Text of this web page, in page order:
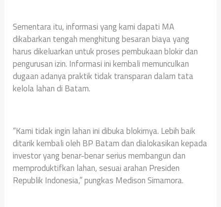
Sementara itu, informasi yang kami dapati MA
dikabarkan tengah menghitung besaran biaya yang
harus dikeluarkan untuk proses pembukaan blokir dan
pengurusan izin. Informasi ini kembali memunculkan
dugaan adanya praktik tidak transparan dalam tata
kelola lahan di Batam.
“Kami tidak ingin lahan ini dibuka blokirnya. Lebih baik
ditarik kembali oleh BP Batam dan dialokasikan kepada
investor yang benar-benar serius membangun dan
memproduktifkan lahan, sesuai arahan Presiden
Republik Indonesia,” pungkas Medison Simamora.